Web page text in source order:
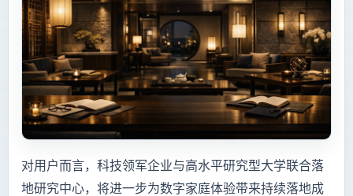
对用户而言，科技领军企业与高水平研究型大学联合落
地研究中心，将进一步为数字家庭体验带来持续落地成